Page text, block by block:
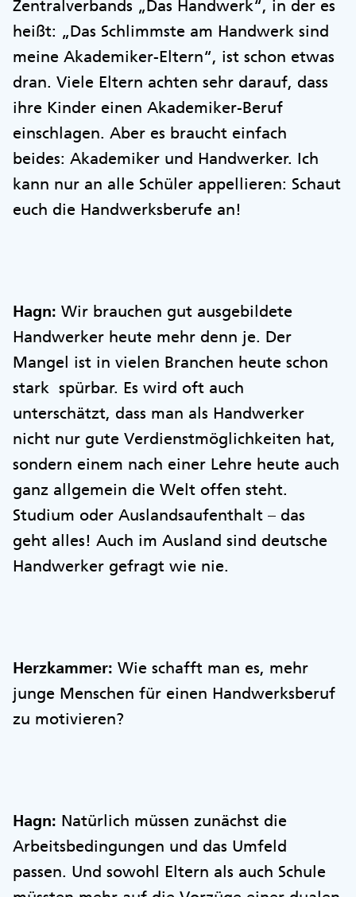
Zentralverbands „Das Handwerk“, in der es
heißt: „Das Schlimmste am Handwerk sind
meine Akademiker-Eltern“, ist schon etwas
dran. Viele Eltern achten sehr darauf, dass
ihre Kinder einen Akademiker-Beruf
einschlagen. Aber es braucht einfach
beides: Akademiker und Handwerker. Ich
kann nur an alle Schüler appellieren: Schaut
euch die Handwerksberufe an!
Hagn: Wir brauchen gut ausgebildete
Handwerker heute mehr denn je. Der
Mangel ist in vielen Branchen heute schon
stark spürbar. Es wird oft auch
unterschätzt, dass man als Handwerker
nicht nur gute Verdienstmöglichkeiten hat,
sondern einem nach einer Lehre heute auch
ganz allgemein die Welt offen steht.
Studium oder Auslandsaufenthalt – das
geht alles! Auch im Ausland sind deutsche
Handwerker gefragt wie nie.
Herzkammer: Wie schafft man es, mehr
junge Menschen für einen Handwerksberuf
zu motivieren?
Hagn: Natürlich müssen zunächst die
Arbeitsbedingungen und das Umfeld
passen. Und sowohl Eltern als auch Schule